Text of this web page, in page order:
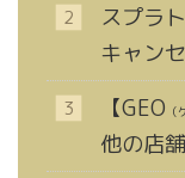
スプラ
キャン
【GEO （
他の店